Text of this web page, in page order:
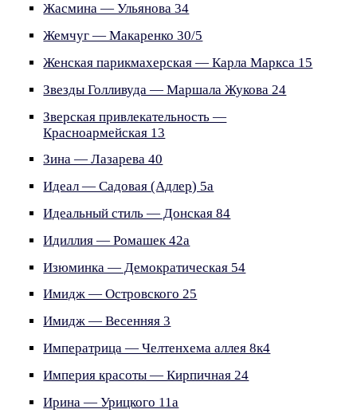
Жасмина — Ульянова 34
Жемчуг — Макаренко 30/5
Женская парикмахерская — Карла Маркса 15
Звезды Голливуда — Маршала Жукова 24
Зверская привлекательность —
Красноармейская 13
Зина — Лазарева 40
Идеал — Садовая (Адлер) 5а
Идеальный стиль — Донская 84
Идиллия — Ромашек 42а
Изюминка — Демократическая 54
Имидж — Островского 25
Имидж — Весенняя 3
Императрица — Челтенхема аллея 8к4
Империя красоты — Кирпичная 24
Ирина — Урицкого 11а